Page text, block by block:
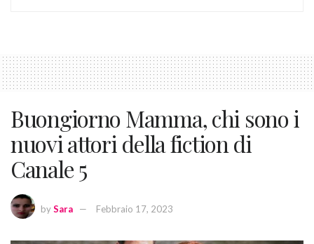
Buongiorno Mamma, chi sono i
nuovi attori della fiction di
Canale 5
bySara Febbraio 17, 2023